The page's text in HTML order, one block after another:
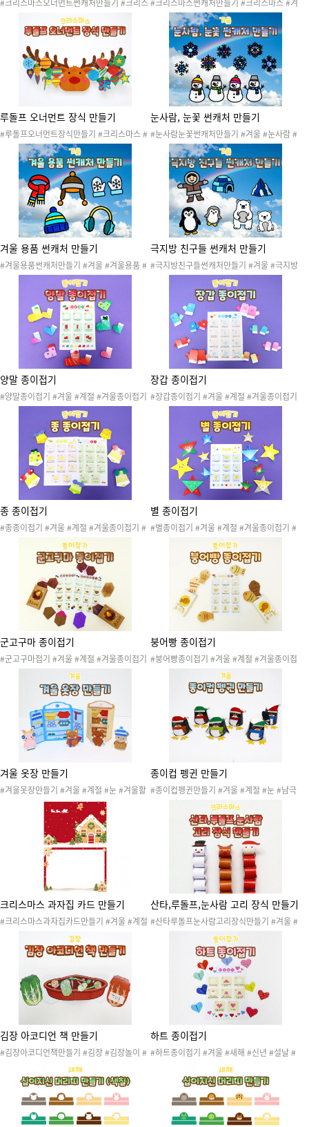
#크리스마스오너먼트썬캐처만들기 #크리스
마스 #겨울 #산타 #산타클로스 #산타할아버
지 #루돌프 #크리스마스트리 #겨울도안 #크
리스마스도안 #크리스마스파티 #크리스마스
행사 #산타잔치 #산타파티 #크리스마스장식
#썬캐처 #썬캐쳐 #크리스마스환경구성 #크
리스마스만들기 #크리스마스썬캐처
#크리스마스썬캐처만들기 #크리스마스 #겨
울 #산타 #산타클로스 #산타할아버지 #루돌
프 #크리스마스트리 #겨울도안 #크리스마스
도안 #크리스마스파티 #크리스마스행사 #산
타잔치 #산타파티 #크리스마스장식 #썬캐처
#썬캐쳐 #크리스마스환경구성 #크리스마스
만들기 #크리스마스썬캐처
루돌프 오너먼트 장식 만들기
#루돌프오너먼트장식만들기 #크리스마스 #
겨울 #산타 #산타클로스 #산타할아버지 #루
돌프 #크리스마스트리 #겨울도안 #크리스마
스도안 #크리스마스파티 #크리스마스행사 #
산타잔치 #산타파티 #크리스마스만들기 #크
리스마스장식
눈사람, 눈꽃 썬캐처 만들기
#눈사람눈꽃썬캐처만들기 #겨울 #눈사람 #
눈꽃 #눈 #눈결정체 #눈사람썬캐처 #눈꽃썬
캐처 #환경구성 #겨울환경구성 #썬캐처 #썬
캐쳐 #눈사람환경구성 #눈꽃환경구성 #겨울
만들기 #겨울활동 #겨울썬캐처 #눈꽃놀이 #
눈꽃오리기
겨울 용품 썬캐처 만들기
#겨울용품썬캐처만들기 #겨울 #겨울용품 #
방한용품 #생활도구 #생활용품 #환경구성 #
겨울환경구성 #겨울용품썬캐처 #썬캐처 #썬
캐쳐 #겨울용품환경구성 #겨울만들기 #겨울
활동 #겨울썬캐처
극지방 친구들 썬캐처 만들기
#극지방친구들썬캐처만들기 #겨울 #극지방
#북극 #남극 #북극동물 #남극동물 #극지방
동물 #환경구성 #겨울환경구성 #극지방동물
썬캐처 #썬캐처 #썬캐쳐 #극지방동물환경구
성 #겨울만들기 #겨울활동 #겨울썬캐처
양말 종이접기
#양말종이접기 #겨울 #계절 #겨울종이접기
#겨울용품종이접기 #겨울용품 #방한용품 #
생활도구 #겨울활동 #겨울놀이 #겨울도안 #
겨울자료 #겨울꾸미기 #겨울게시판 #겨울환
경판 #겨울프로젝트 #색종이접기 #소근육발
장갑 종이접기
#장갑종이접기 #겨울 #계절 #겨울종이접기
#겨울용품종이접기 #겨울용품 #방한용품 #
생활도구 #겨울활동 #겨울놀이 #겨울도안 #
겨울자료 #겨울꾸미기 #겨울게시판 #겨울환
경판 #겨울프로젝트 #색종이접기 #소근육발
종 종이접기
#종종이접기 #겨울 #계절 #겨울종이접기 #
크리스마스종이접기 #크리스마스 #겨울활동
#겨울놀이 #겨울도안 #겨울자료 #겨울꾸미
기 #겨울게시판 #겨울환경판 #겨울프로젝트
#색종이접기 #소근육발달
별 종이접기
#별종이접기 #겨울 #계절 #겨울종이접기 #
크리스마스종이접기 #크리스마스 #겨울활동
#겨울놀이 #겨울도안 #겨울자료 #겨울꾸미
기 #겨울게시판 #겨울환경판 #겨울프로젝트
#색종이접기 #소근육발달
군고구마 종이접기
#군고구마접기 #겨울 #계절 #겨울종이접기
#겨울간식종이접기 #겨울간식 #음식 #겨울
활동 #겨울놀이 #겨울도안 #겨울자료 #겨울
꾸미기 #겨울게시판 #겨울환경판 #겨울프로
젝트 #색종이접기 #소근육발달 #군고구마종
이접기 #군고구마놀이 #겨울간식놀이
붕어빵 종이접기
#붕어빵종이접기 #겨울 #계절 #겨울종이접
기 #겨울간식종이접기 #겨울간식 #음식 #겨
울활동 #겨울놀이 #겨울도안 #겨울자료 #겨
울꾸미기 #겨울게시판 #겨울환경판 #겨울프
로젝트 #색종이접기 #소근육발달 #군고구마
놀이 #겨울간식놀이
겨울 옷장 만들기
#겨울옷장만들기 #겨울 #계절 #눈 #겨울활
동 #겨울놀이 #겨울도안 #겨울자료 #겨울용
품 #방한용품 #겨울프로젝트 #겨울만들기 #
겨울용품가게 #겨울용품가게놀이 #역할놀이
#종이놀이 #생활용품
종이컵 펭귄 만들기
#종이컵펭귄만들기 #겨울 #계절 #눈 #남극
#펭귄 #동물 #겨울활동 #겨울놀이 #겨울도
안 #겨울환경 #겨울자료 #겨울게시판 #겨울
환경판 #겨울만들기 #겨울프로젝트 #미술활
동 #펭귄미끄럼틀놀이
크리스마스 과자집 카드 만들기
#크리스마스과자집카드만들기 #겨울 #계절
#눈 #크리스마스 #겨울행사 #겨울놀이 #겨
울활동 #크리스마스놀이 #크리스마스도안 #
크리스마스자료 #크리스마스꾸미기 #크리스
마스장식 #산타잔치 #산타파티 #산타행사 #
진저맨쿠키 #크리스마스카드 #크리스마스편
지 #크리스마스편지지
산타,루돌프,눈사람 고리 장식 만들기
#산타루돌프눈사람고리장식만들기 #겨울 #
계절 #눈 #크리스마스 #겨울행사 #겨울놀이
#겨울활동 #크리스마스놀이 #크리스마스도
안 #크리스마스자료 #크리스마스꾸미기 #크
리스마스만들기 #산타잔치 #산타파티 #산타
행사 #크리스마스장식
김장 아코디언 책 만들기
#김장아코디언책만들기 #김장 #김장놀이 #
김치 #음식 #배추 #무 #김장김치 #김장하는
날 #김장재료 #요리활동 #김장활동 #텃밭활
동 #겨울 #겨울준비 #겨울놀이 #월동준비 #
김장도안 #김장자료 #김장활동지 #오리고붙
이기 #소근육발달
하트 종이접기
#하트종이접기 #겨울 #새해 #신년 #설날 #
추석 #명절 #새해활동 #새해도안 #새해종이
접기 #설날종이접기 #추석종이접기 #새해환
경판 #설날환경판 #추석환경판 #복주머니접
기 #딱지접기 #겨울종이접기 #하트접기 #하
트모양 #모양 #모양과색깔